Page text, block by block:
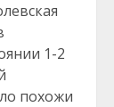
1-2
похожи